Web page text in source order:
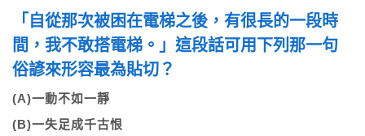
「自從那次被困在電梯之後，有很長的一段時
間，我不敢搭電梯。」這段話可用下列那一句
俗諺來形容最為貼切？
(A)一動不如一靜
(B)一失足成千古恨